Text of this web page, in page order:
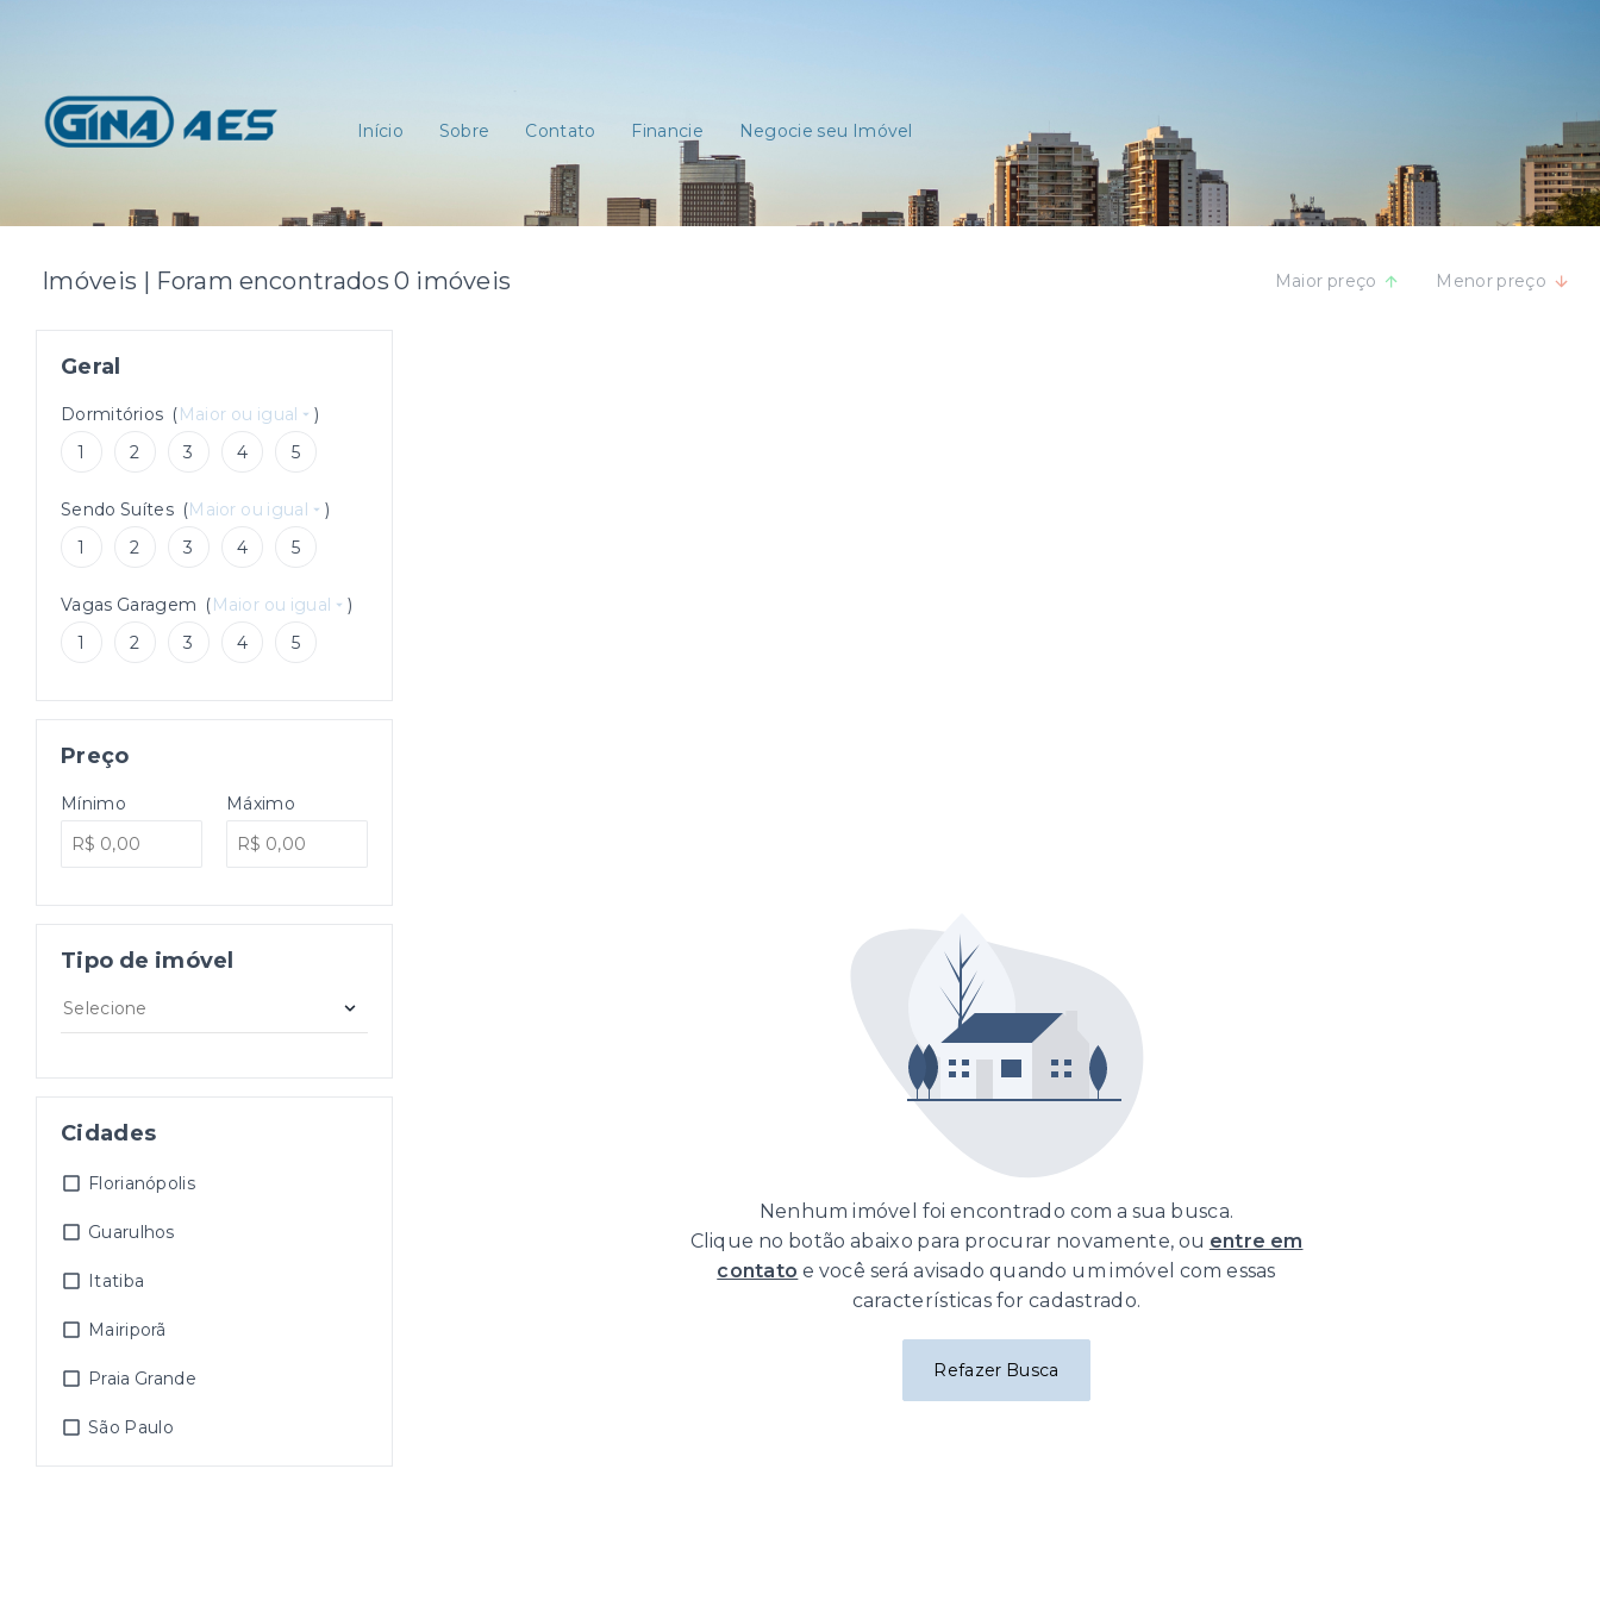
Início Sobre Contato Financie Negocie seu Imóvel
Imóveis | Foram encontrados 0 imóveis Maior preço Menor preço
Geral
Dormitórios (Maior ou igual
)
1
2 3 4 5
Sendo Suítes (Maior ou igual
)
1
2 3 4 5
Vagas Garagem (Maior ou igual
)
1
2 3 4 5
Preço
Mínimo Máximo
Tipo de imóvel
Selecione
Cidades
Florianópolis
Guarulhos
Itatiba
Mairiporã
Praia Grande
São Paulo
Nenhum imóvel foi encontrado com a sua busca.
Clique no botão abaixo para procurar novamente, ou entre em
contato e você será avisado quando um imóvel com essas
características for cadastrado.
Refazer Busca